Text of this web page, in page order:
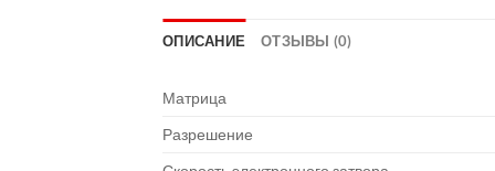
ОПИСАНИЕ ОТЗЫВЫ (0)
Матрица
Разрешение